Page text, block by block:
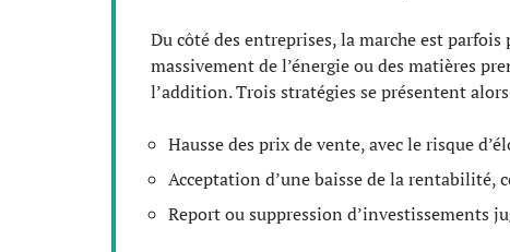
Du côté des entreprises, la marche est
massivement de l’énergie ou des matières
l’addition. Trois stratégies se présentent
Hausse des prix de vente, avec le risque
Acceptation d’une baisse de la rentabilité,
Report ou suppression d’investissements